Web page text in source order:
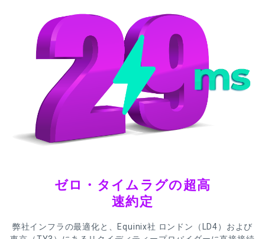
ゼロ・タイムラグの超高
速約定
弊社インフラの最適化と、Equinix社 ロンドン（LD4）および